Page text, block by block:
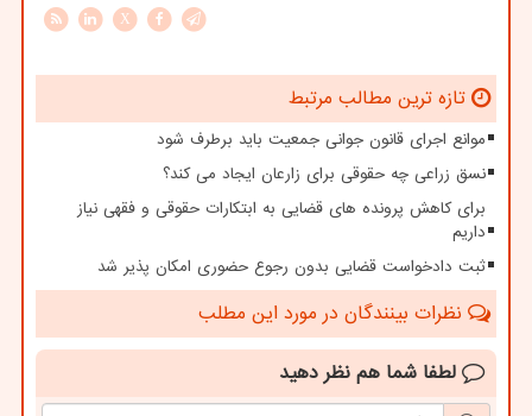
X
تازه ترین مطالب مرتبط
موانع اجرای قانون جوانی جمعیت باید برطرف شود
نسق زراعی چه حقوقی برای زارعان ایجاد می کند؟
برای کاهش پرونده های قضایی به ابتکارات حقوقی و فقهی نیاز
داریم
ثبت دادخواست قضایی بدون رجوع حضوری امکان پذیر شد
نظرات بینندگان در مورد این مطلب
لطفا شما هم نظر دهید